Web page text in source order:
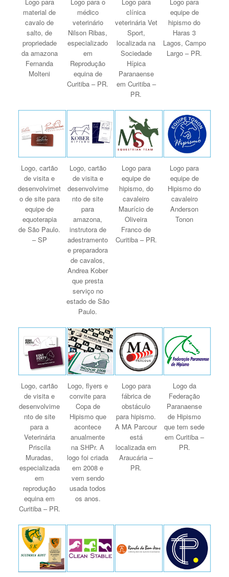
material de
cavalo de
salto, de
propriedade
da amazona
Fernanda
Molteni
médico
veterinário
Nilson Ribas,
especializado
em
Reprodução
equina de
Curitiba – PR.
clínica
veterinária Vet
Sport,
localizada na
Sociedade
Hípica
Paranaense
em Curitiba –
PR.
equipe de
hipismo do
Haras 3
Lagos, Campo
Largo – PR.
Logo, cartão
de visita e
desenvolvimet
o de site para
equipe de
equoterapia
de São Paulo.
– SP
Logo, cartão
de visita e
desenvolvime
nto de site
para
amazona,
instrutora de
adestramento
e preparadora
de cavalos,
Andrea Kober
que presta
serviço no
estado de São
Paulo.
Logo para
equipe de
hipismo, do
cavaleiro
Maurício de
Oliveira
Franco de
Curitiba – PR.
Logo para
equipe de
Hipismo do
cavaleiro
Anderson
Tonon
Logo, cartão
de visita e
desenvolvime
nto de site
para a
Veterinária
Priscila
Muradas,
especializada
em
reprodução
equina em
Curitiba – PR.
Logo, flyers e
convite para
Copa de
Hipismo que
acontece
anualmente
na SHPr. A
logo foi criada
em 2008 e
vem sendo
usada todos
os anos.
Logo para
fábrica de
obstáculo
para hipismo.
A MA Parcour
está
localizada em
Araucária –
PR.
Logo da
Federação
Paranaense
de Hipismo
que tem sede
em Curitiba –
PR.